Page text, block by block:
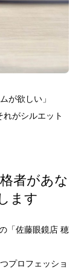
が欲しい」
がシルエット
者があな
ます
「佐藤眼鏡店 穂
プロフェッショ